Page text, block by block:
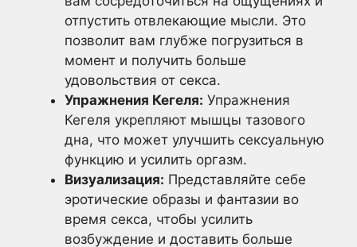
отпустить отвлекающие мысли. Это
позволит вам глубже погрузиться в
момент и получить больше
удовольствия от секса.
Упражнения Кегеля: Упражнения
Кегеля укрепляют мышцы тазового
дна, что может улучшить сексуальную
функцию и усилить оргазм.
Визуализация: Представляйте себе
эротические образы и фантазии во
время секса, чтобы усилить
возбуждение и доставить больше